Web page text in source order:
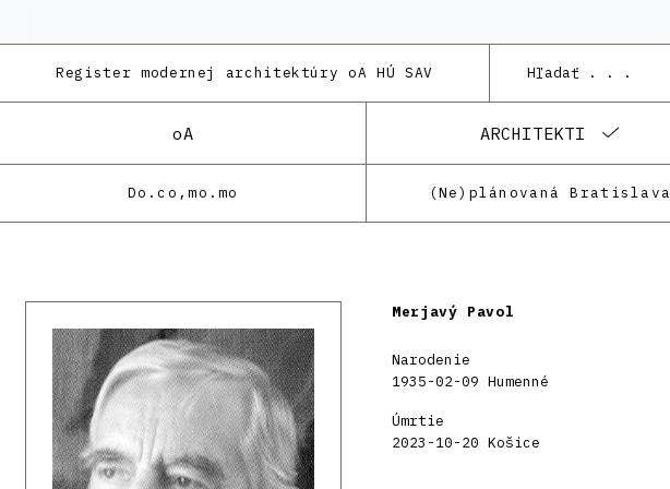
Register modernej architektúry oA HÚ SAV
oA ARCHITEKTI
Do.co,mo.mo (Ne)plánovaná Bratislava
Merjavý Pavol
Narodenie
1935-02-09 Humenné
Úmrtie
2023-10-20 Košice